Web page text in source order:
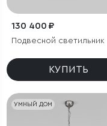
130 400 ₽
Подвесной светильник
КУПИТЬ
УМНЫЙ ДОМ